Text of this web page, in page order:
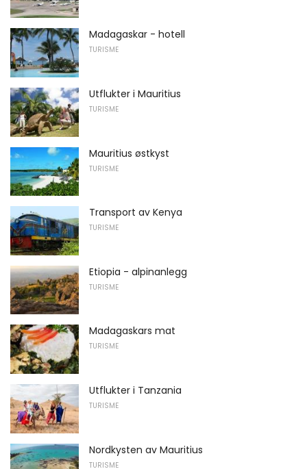
Madagaskar - hotell
TURISME
Utflukter i Mauritius
TURISME
Mauritius østkyst
TURISME
Transport av Kenya
TURISME
Etiopia - alpinanlegg
TURISME
Madagaskars mat
TURISME
Utflukter i Tanzania
TURISME
Nordkysten av Mauritius
TURISME